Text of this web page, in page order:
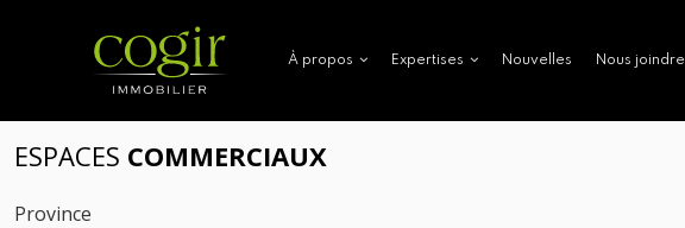
À propos Expertises Nouvelles Nous joindre
ESPACES COMMERCIAUX
Province